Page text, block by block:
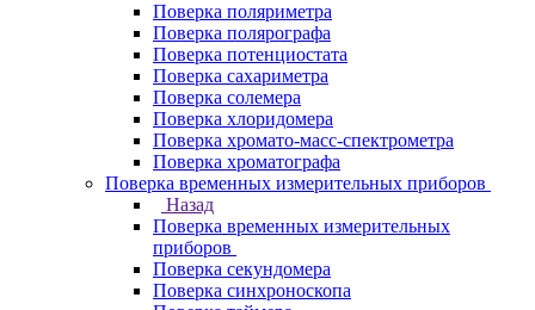
Поверка поляриметра
Поверка полярографа
Поверка потенциостата
Поверка сахариметра
Поверка солемера
Поверка хлоридомера
Поверка хромато-масс-спектрометра
Поверка хроматографа
Поверка временных измерительных приборов
Назад
Поверка временных измерительных
приборов
Поверка секундомера
Поверка синхроноскопа